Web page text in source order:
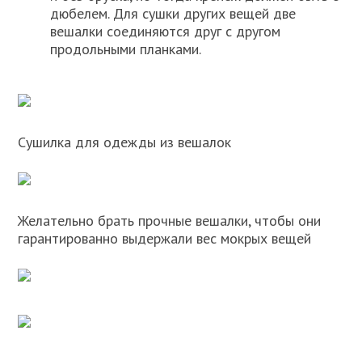
дюбелем. Для сушки других вещей две
вешалки соединяются друг с другом
продольными планками.
Сушилка для одежды из вешалок
Желательно брать прочные вешалки, чтобы они
гарантированно выдержали вес мокрых вещей